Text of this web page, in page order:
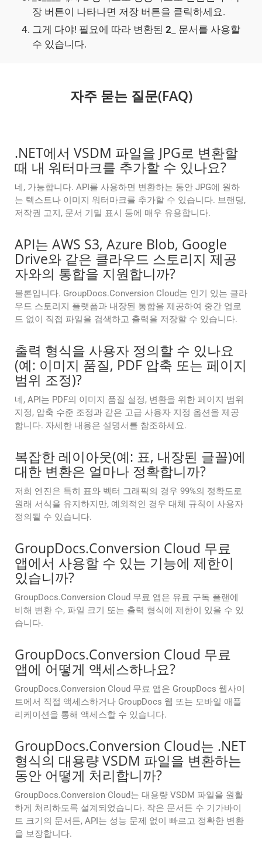
장 버튼이 나타나면 저장 버튼을 클릭하세요.
그게 다야! 필요에 따라 변환된 2 _ 문서를 사용할
수 있습니다.
자주 묻는 질문(FAQ)
.NET에서 VSDM 파일을 JPG로 변환할
때 내 워터마크를 추가할 수 있나요?
네, 가능합니다. API를 사용하면 변환하는 동안 JPG에 원하
는 텍스트나 이미지 워터마크를 추가할 수 있습니다. 브랜딩,
저작권 고지, 문서 기밀 표시 등에 매우 유용합니다.
API는 AWS S3, Azure Blob, Google
Drive와 같은 클라우드 스토리지 제공
자와의 통합을 지원합니까?
물론입니다. GroupDocs.Conversion Cloud는 인기 있는 클라
우드 스토리지 플랫폼과 내장된 통합을 제공하여 중간 업로
드 없이 직접 파일을 검색하고 출력을 저장할 수 있습니다.
출력 형식을 사용자 정의할 수 있나요
(예: 이미지 품질, PDF 압축 또는 페이지
범위 조정)?
네, API는 PDF의 이미지 품질 설정, 변환을 위한 페이지 범위
지정, 압축 수준 조정과 같은 고급 사용자 지정 옵션을 제공
합니다. 자세한 내용은 설명서를 참조하세요.
복잡한 레이아웃(예: 표, 내장된 글꼴)에
대한 변환은 얼마나 정확합니까?
저희 엔진은 특히 표와 벡터 그래픽의 경우 99%의 정확도로
원래 서식을 유지하지만, 예외적인 경우 대체 규칙이 사용자
정의될 수 있습니다.
GroupDocs.Conversion Cloud 무료
앱에서 사용할 수 있는 기능에 제한이
있습니까?
GroupDocs.Conversion Cloud 무료 앱은 유료 구독 플랜에
비해 변환 수, 파일 크기 또는 출력 형식에 제한이 있을 수 있
습니다.
GroupDocs.Conversion Cloud 무료
앱에 어떻게 액세스하나요?
GroupDocs.Conversion Cloud 무료 앱은 GroupDocs 웹사이
트에서 직접 액세스하거나 GroupDocs 웹 또는 모바일 애플
리케이션을 통해 액세스할 수 있습니다.
GroupDocs.Conversion Cloud는 .NET
형식의 대용량 VSDM 파일을 변환하는
동안 어떻게 처리합니까?
GroupDocs.Conversion Cloud는 대용량 VSDM 파일을 원활
하게 처리하도록 설계되었습니다. 작은 문서든 수 기가바이
트 크기의 문서든, API는 성능 문제 없이 빠르고 정확한 변환
을 보장합니다.